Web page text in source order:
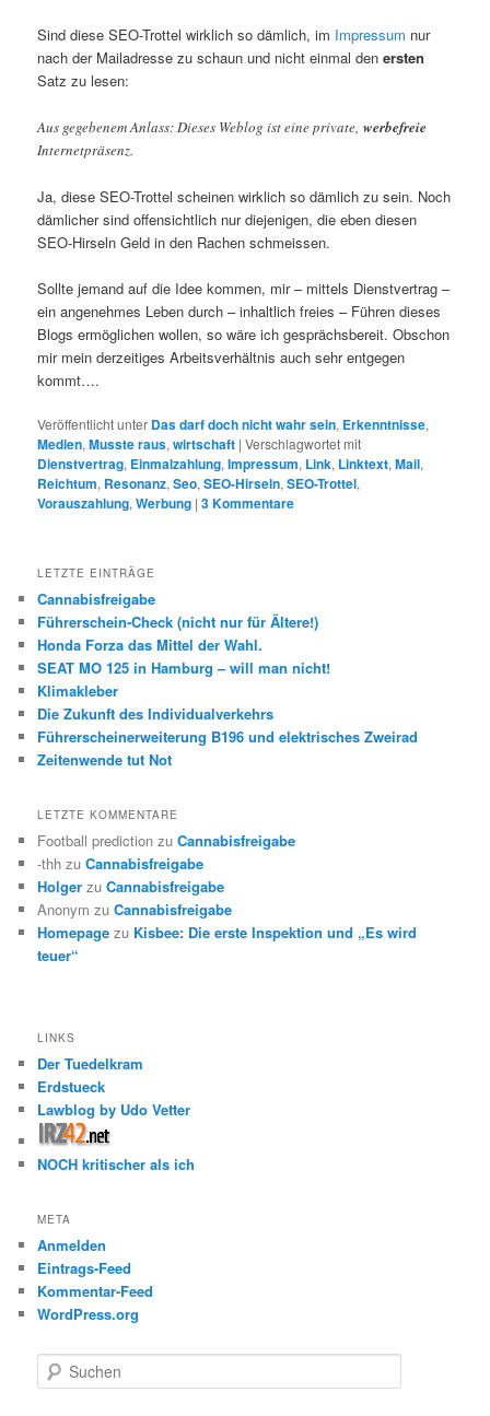
Sind diese SEO-Trottel wirklich so dämlich, im Impressum nur
nach der Mailadresse zu schaun und nicht einmal denersten
Satz zu lesen:
Aus gegebenem Anlass: Dieses Weblog ist eine private,werbefreie
Internetpräsenz.
Ja, diese SEO-Trottel scheinen wirklich so dämlich zu sein. Noch
dämlicher sind offensichtlich nur diejenigen, die eben diesen
SEO-Hirseln Geld in den Rachen schmeissen.
Sollte jemand auf die Idee kommen, mir – mittels Dienstvertrag –
ein angenehmes Leben durch – inhaltlich freies – Führen dieses
Blogs ermöglichen wollen, so wäre ich gesprächsbereit. Obschon
mir mein derzeitiges Arbeitsverhältnis auch sehr entgegen
kommt….
Veröffentlicht unter Das darf doch nicht wahr sein, Erkenntnisse,
Medien,Musste raus,wirtschaft |Verschlagwortet mit
Dienstvertrag, Einmalzahlung,Impressum, Link, Linktext,Mail,
Reichtum, Resonanz,Seo,SEO-Hirseln,SEO-Trottel,
Vorauszahlung,Werbung |3Kommentare
LETZTE EINTRÄGE
Cannabisfreigabe
Führerschein-Check (nicht nur für Ältere!)
Honda Forza das Mittel der Wahl.
SEAT MO 125 in Hamburg – will man nicht!
Klimakleber
Die Zukunft des Individualverkehrs
Führerscheinerweiterung B196 und elektrisches Zweirad
Zeitenwende tut Not
LETZTE KOMMENTARE
Football prediction zuCannabisfreigabe
-thh zuCannabisfreigabe
Holger zuCannabisfreigabe
Anonym zuCannabisfreigabe
Homepage zu Kisbee: Die erste Inspektion und „Es wird
teuer“
LINKS
Der Tuedelkram
Erdstueck
Lawblog by Udo Vetter
NOCH kritischer als ich
META
Anmelden
Eintrags-Feed
Kommentar-Feed
WordPress.org
u